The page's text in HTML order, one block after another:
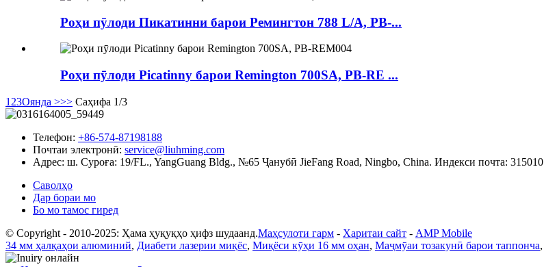
Роҳи пӯлоди Пикатинни барои Ремингтон 788 L/A, PB-...
Роҳи пӯлоди Picatinny барои Remington 700SA, PB-RE ...
1 23Оянда >>> Саҳифа 1/3
Телефон: +86-574-87198188
Почтаи электронӣ: service@liuhming.com
Адрес: ш. Суроға: 19/FL., YangGuang Bldg., №65 Ҷанубӣ JieFang Road, Ningbo, China. Индекси почта: 315010
Саволҳо
Дар бораи мо
Бо мо тамос гиред
© Copyright - 2010-2025: Ҳама ҳуқуқҳо ҳифз шудаанд.Маҳсулоти гарм - Харитаи сайт - AMP Mobile
34 мм ҳалқаҳои алюминий, Диабети лазерии миқёс, Миқёси кӯҳи 16 мм оҳан, Маҷмӯаи тозакунӣ барои таппонча,